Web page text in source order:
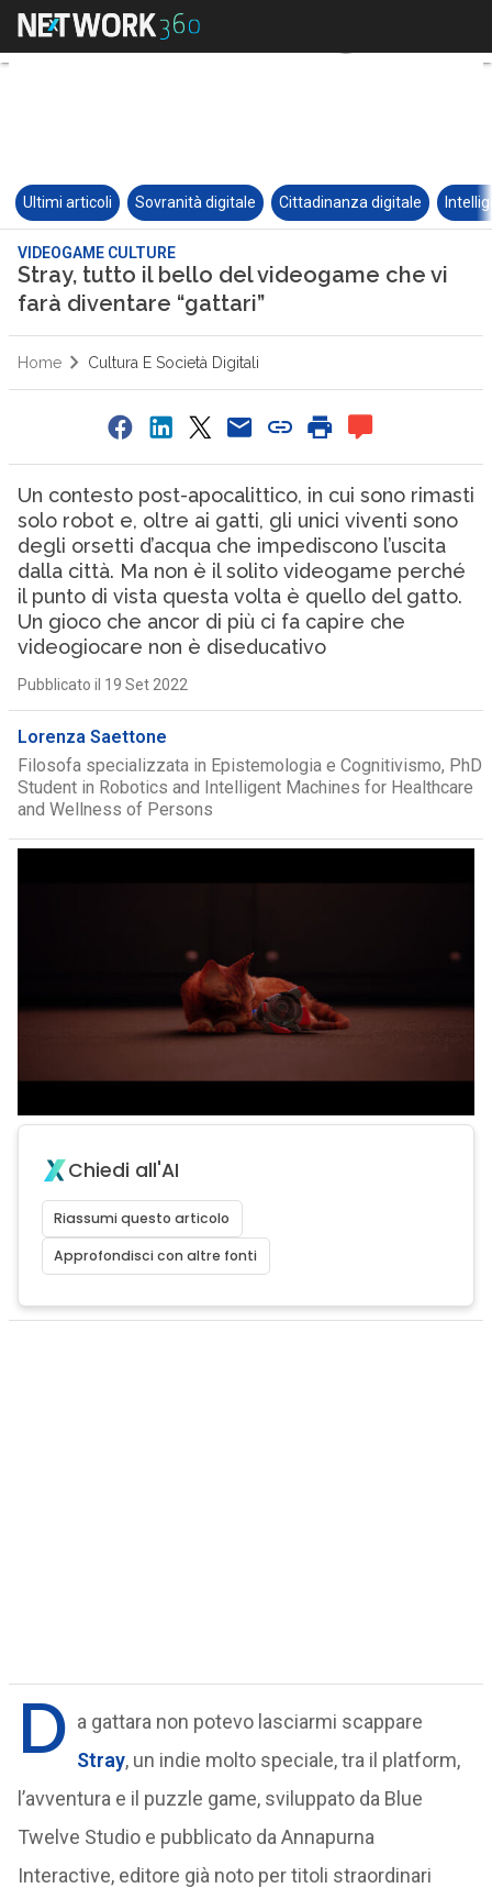
Ultimi articoli Sovranità digitale Cittadinanza digitale
VIDEOGAME CULTURE
Stray, tutto il bello del videogame che vi
farà diventare “gattari”
Home Cultura E Società Digitali
Un contesto post-apocalittico, in cui sono rimasti
solo robot e, oltre ai gatti, gli unici viventi sono
degli orsetti d’acqua che impediscono l’uscita
dalla città. Ma non è il solito videogame perché
il punto di vista questa volta è quello del gatto.
Un gioco che ancor di più ci fa capire che
videogiocare non è diseducativo
Pubblicato il 19 Set 2022
Lorenza Saettone
Filosofa specializzata in Epistemologia e Cognitivismo, PhD
Student in Robotics and Intelligent Machines for Healthcare
and Wellness of Persons
Chiedi all'AI
Riassumi questo articolo
Approfondisci con altre fonti
D a gattara non potevo lasciarmi scappare
Stray, un indie molto speciale, tra il platform,
l’avventura e il puzzle game, sviluppato da Blue
Twelve Studio e pubblicato da Annapurna
Interactive, editore già noto per titoli straordinari